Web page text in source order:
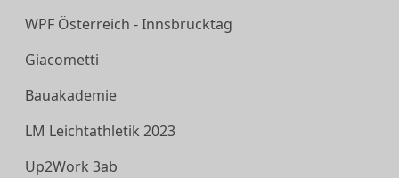
WPF Österreich - Innsbrucktag
Giacometti
Bauakademie
LM Leichtathletik 2023
Up2Work 3ab